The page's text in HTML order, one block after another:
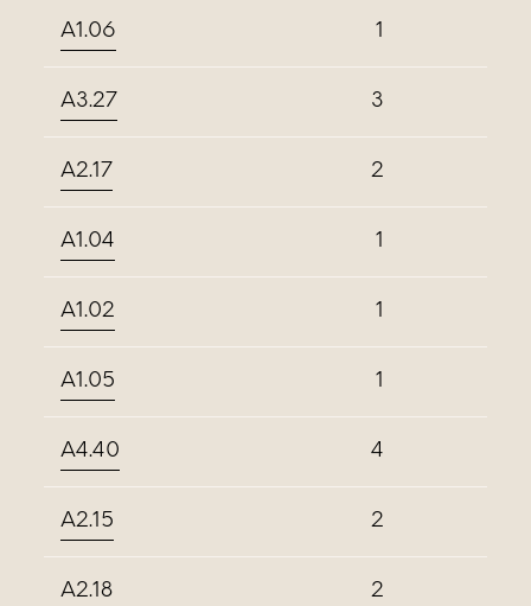
A1.06 1
A3.27 3
A2.17 2
A1.04 1
A1.02 1
A1.05 1
A4.40 4
A2.15 2
A2.18 2